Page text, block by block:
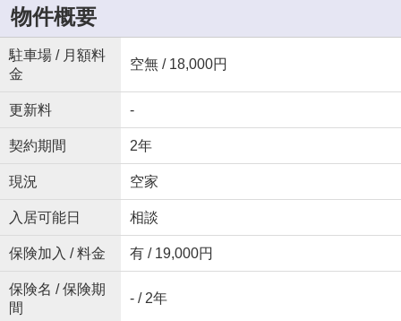
物件概要
駐車場 / 月額料
金
空無 / 18,000円
更新料 -
契約期間 2年
現況 空家
入居可能日 相談
保険加入 / 料金 有 / 19,000円
保険名 / 保険期
間
- / 2年